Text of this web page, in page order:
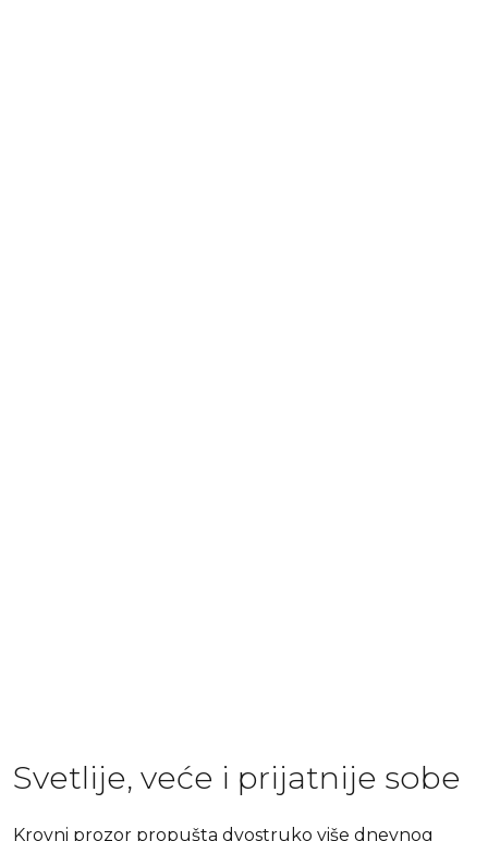
Svetlije, veće i prijatnije sobe
Krovni prozor propušta dvostruko više dnevnog